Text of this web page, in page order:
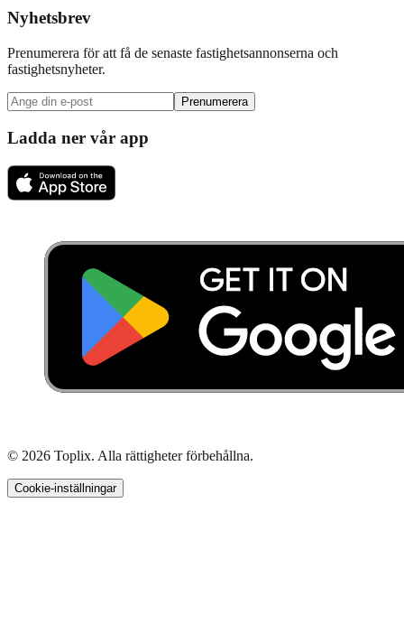
Nyhetsbrev
Prenumerera för att få de senaste fastighetsannonserna och
fastighetsnyheter.
Prenumerera
Ladda ner vår app
© 2026 Toplix. Alla rättigheter förbehållna.
Cookie-inställningar